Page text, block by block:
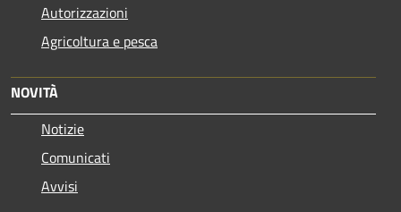
Autorizzazioni
Agricoltura e pesca
NOVITÀ
Notizie
Comunicati
Avvisi